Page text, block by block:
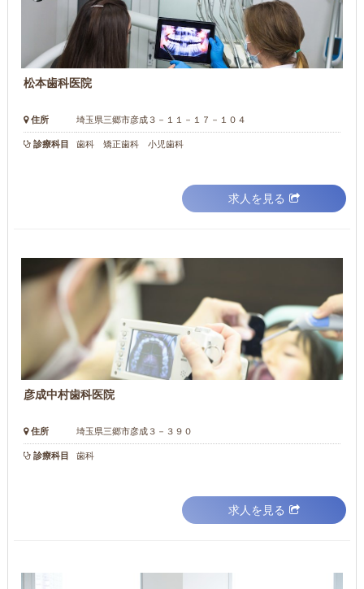
松本歯科医院
住所 埼玉県三郷市彦成３－１１－１７－１０４
診療科目 歯科 矯正歯科 小児歯科
求人を見る
彦成中村歯科医院
住所 埼玉県三郷市彦成３－３９０
診療科目 歯科
求人を見る